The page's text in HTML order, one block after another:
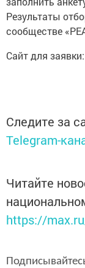
Результаты
сообществе
Сайт для заявки:
Следите за
Telegram-
Читайте
https://